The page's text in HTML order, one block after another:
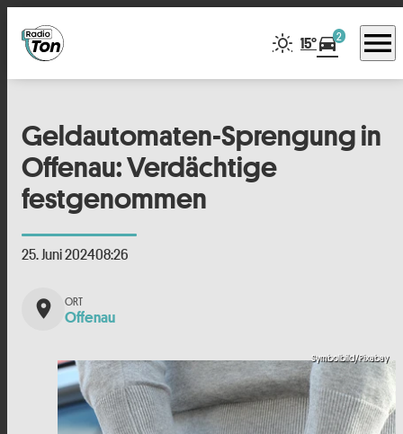
15°directions_car2 menu
Geldautomaten-Sprengung in
Offenau: Verdächtige
festgenommen
25. Juni 202408:26
place Offenau
Symbolbild/Pixabay